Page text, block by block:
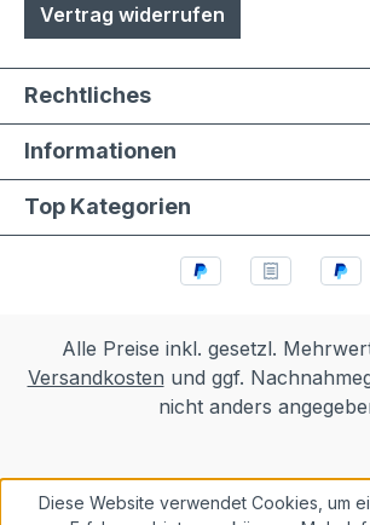
Vertrag widerrufen
Rechtliches
Informationen
Top Kategorien
Alle Preise inkl. gesetzl.
Versandkosten und ggf.
nicht anders
Diese Website verwendet Cookies, um